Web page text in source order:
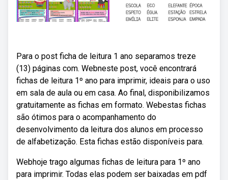
Para o post ficha de leitura 1 ano separamos treze
(13) páginas com. Webneste post, você encontrará
fichas de leitura 1º ano para imprimir, ideais para o uso
em sala de aula ou em casa. Ao final, disponibilizamos
gratuitamente as fichas em formato. Webestas fichas
são ótimos para o acompanhamento do
desenvolvimento da leitura dos alunos em processo
de alfabetização. Esta fichas estão disponíveis para.
Webhoje trago algumas fichas de leitura para 1º ano
para imprimir. Todas elas podem ser baixadas em pdf